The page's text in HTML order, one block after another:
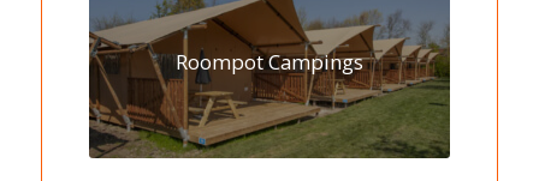
Roompot Campings